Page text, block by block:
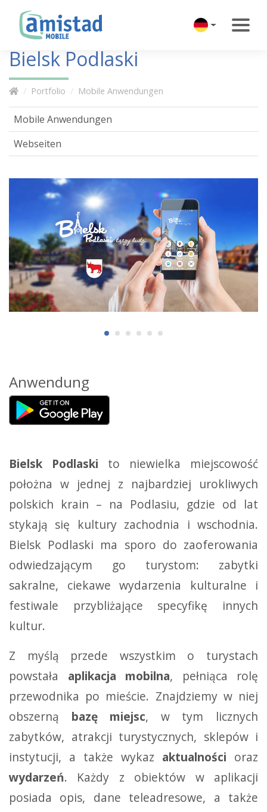
Bielsk Podlaski
Portfolio Mobile Anwendungen
Anwendung
Bielsk Podlaski to niewielka miejscowość
położna w jednej z najbardziej urokliwych
polskich krain – na Podlasiu, gdzie od lat
stykają się kultury zachodnia i wschodnia.
Bielsk Podlaski ma sporo do zaoferowania
odwiedzającym go turystom: zabytki
sakralne, ciekawe wydarzenia kulturalne i
festiwale przybliżające specyfikę innych
kultur.
Z myślą przede wszystkim o turystach
powstała aplikacja mobilna, pełniąca rolę
przewodnika po mieście. Znajdziemy w niej
obszerną bazę miejsc, w tym licznych
zabytków, atrakcji turystycznych, sklepów i
instytucji, a także wykaz aktualności oraz
wydarzeń. Każdy z obiektów w aplikacji
posiada opis, dane teleadresowe, a także
Mobile Anwendungen
Webseiten